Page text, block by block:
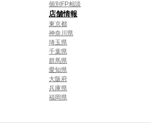
個別FP相談
店舗情報
東京都
神奈川県
埼玉県
千葉県
群馬県
愛知県
大阪府
兵庫県
福岡県